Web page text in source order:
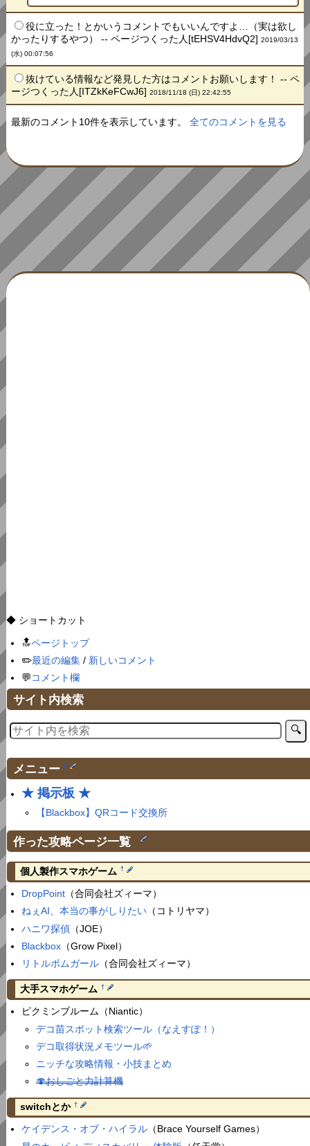
役に立った！とかいうコメントでもいいんですよ…（実は欲し
かったりするやつ） -- ページつくった人[tEHSV4HdvQ2]2019/03/13
(水) 00:07:56
抜けている情報など発見した方はコメントお願いします！ -- ペ
ージつくった人[ITZkKeFCwJ6]2018/11/18 (日) 22:42:55
最新のコメント10件を表示しています。全てのコメントを見る
◆ ショートカット
🔝ページトップ
✏️最近の編集/ 新しいコメント
💬コメント欄
サイト内検索
メニュー †
★ 掲示板 ★
【Blackbox】QRコード交換所
作った攻略ページ一覧 †
個人製作スマホゲーム †
DropPoint（合同会社ズィーマ）
ねぇAI、本当の事がしりたい（コトリヤマ）
ハニワ探偵（JOE）
Blackbox（Grow Pixel）
リトルボムガール（合同会社ズィーマ）
大手スマホゲーム †
ピクミンブルーム（Niantic）
デコ苗スポット検索ツール（なえすぽ！）
デコ取得状況メモツール🌱
ニッチな攻略情報・小技まとめ
🍄おしごと力計算機
switchとか †
ケイデンス・オブ・ハイラル（Brace Yourself Games）